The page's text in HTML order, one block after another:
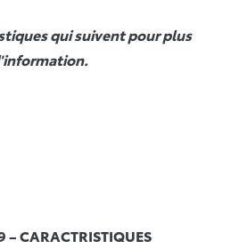
qui suivent pour plus
CARACTRISTIQUES